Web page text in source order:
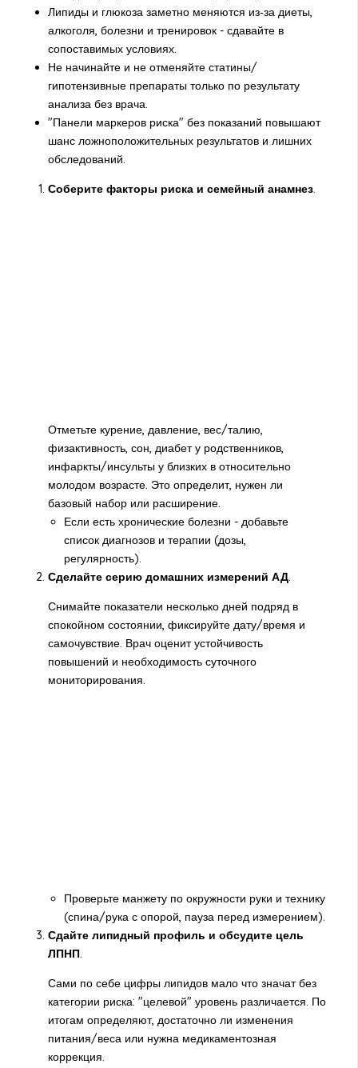
Липиды и глюкоза заметно меняются из‑за диеты,
алкоголя, болезни и тренировок - сдавайте в
сопоставимых условиях.
Не начинайте и не отменяйте статины/
гипотензивные препараты только по результату
анализа без врача.
"Панели маркеров риска" без показаний повышают
шанс ложноположительных результатов и лишних
обследований.
Соберите факторы риска и семейный анамнез.
Отметьте курение, давление, вес/талию,
физактивность, сон, диабет у родственников,
инфаркты/инсульты у близких в относительно
молодом возрасте. Это определит, нужен ли
базовый набор или расширение.
Если есть хронические болезни - добавьте
список диагнозов и терапии (дозы,
регулярность).
Сделайте серию домашних измерений АД.
Снимайте показатели несколько дней подряд в
спокойном состоянии, фиксируйте дату/время и
самочувствие. Врач оценит устойчивость
повышений и необходимость суточного
мониторирования.
Проверьте манжету по окружности руки и технику
(спина/рука с опорой, пауза перед измерением).
Сдайте липидный профиль и обсудите цель
ЛПНП.
Сами по себе цифры липидов мало что значат без
категории риска: "целевой" уровень различается. По
итогам определяют, достаточно ли изменения
питания/веса или нужна медикаментозная
коррекция.